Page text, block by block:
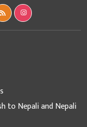
to Nepali and Nepali